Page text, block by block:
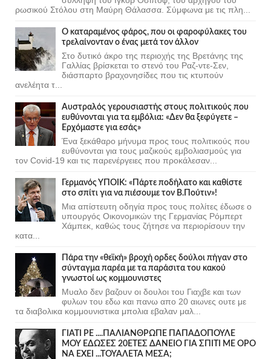
ρωσικού Στόλου στη Μαύρη Θάλασσα. Σύμφωνα με τις πλη...
Ο καταραμένος φάρος, που οι φαροφύλακες του
τρελαίνονταν ο ένας μετά τον άλλον
Στο δυτικό άκρο της περιοχής της Βρετάνης της
Γαλλίας βρίσκεται το στενό του Ραζ-ντε-Σεν,
διάσπαρτο βραχονησίδες που τις κτυπούν
ανελέητα τ...
Αυστραλός γερουσιαστής στους πολιτικούς που
ευθύνονται για τα εμβόλια: «Δεν θα ξεφύγετε –
Ερχόμαστε για εσάς»
Ένα ξεκάθαρο μήνυμα προς τους πολιτικούς που
ευθύνονται για τους μαζικούς εμβολιασμούς για
τον Covid-19 και τις παρενέργειες που προκάλεσαν...
Γερμανός ΥΠΟΙΚ: «Πάρτε ποδήλατο και καθίστε
στο σπίτι για να πιέσουμε τον Β.Πούτιν»!
Μια απίστευτη οδηγία προς τους πολίτες έδωσε ο
υπουργός Οικονομικών της Γερμανίας Ρόμπερτ
Χάμπεκ, καθώς τους ζήτησε να περιορίσουν την
κατα...
Πάρα την «θεϊκή» βροχή ορδες δούλοι πήγαν στο
σύνταγμα παρέα με τα παράσιτα του κακού
γνωστοί ως κομμουνιστες
Μυαλο δεν βαζουν οι δουλοι του Γιαχβε και των
φυλων του εδω και πανω απο 20 αιωνες ουτε με
τα διαβολικα κομμουνιστικα μπολια εβαλαν μαλ...
ΓΙΑΤΙ ΡΕ ....ΠΑΛΙΑΝΘΡΩΠΕ ΠΑΠΑΔΟΠΟΥΛΕ
ΜΟΥ ΕΔΩΣΕΣ 20ΕΤΕΣ ΔΑΝΕΙΟ ΓΙΑ ΣΠΙΤΙ ΜΕ ΟΡΟ
ΝΑ ΕΧΕΙ ...ΤΟΥΑΛΕΤΑ ΜΕΣΑ;